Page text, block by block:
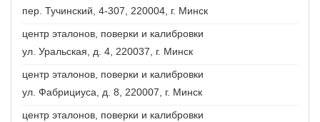
пер. Тучинский, 4-307, 220004, г. Минск
центр эталонов, поверки и калибровки
ул. Уральская, д. 4, 220037, г. Минск
центр эталонов, поверки и калибровки
ул. Фабрициуса, д. 8, 220007, г. Минск
центр эталонов, поверки и калибровки